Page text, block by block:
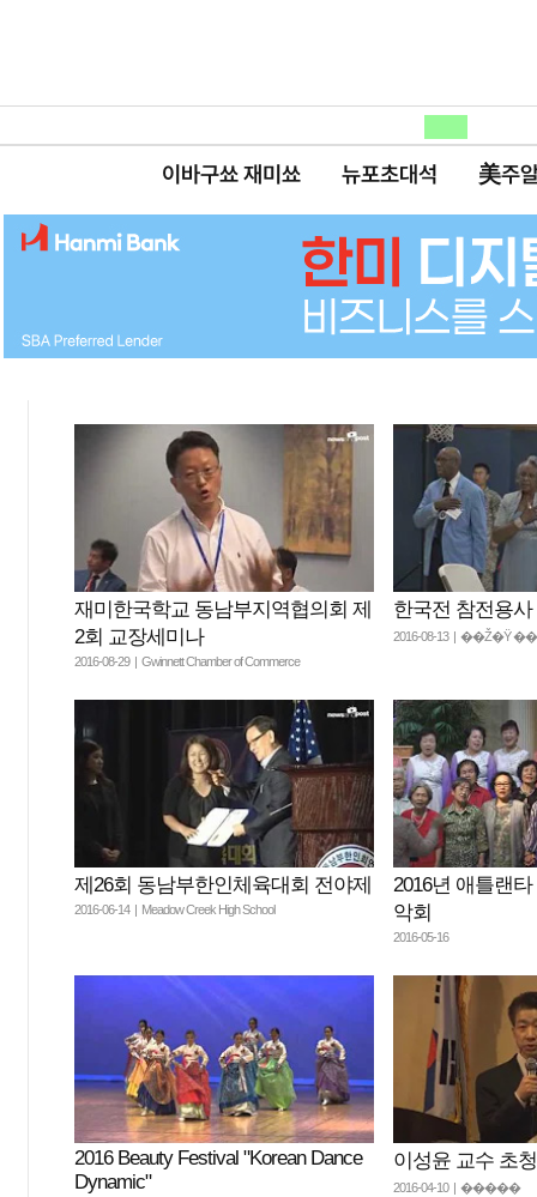
이바구쑈 재미쑈 뉴포초대석 美주
재미한국학교 동남부지역협의회 제
2회 교장세미나
2016-08-29 | Gwinnett Chamber of Commerce
한국전 참전용
2016-08-13 |
제26회 동남부한인체육대회 전야제
2016-06-14 | Meadow Creek High School
2016년 애틀랜
악회
2016-05-16
2016 Beauty Festival "Korean Dance
Dynamic"
이성윤 교수 초
2016-04-10 | �����